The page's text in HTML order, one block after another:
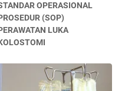
OPERASIONAL
(SOP)
LUKA